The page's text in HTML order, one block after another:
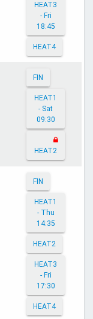
HEAT3
- Fri
18:45
HEAT4
FIN
HEAT1
- Sat
09:30
HEAT2
FIN
HEAT1
- Thu
14:35
HEAT2
HEAT3
- Fri
17:30
HEAT4